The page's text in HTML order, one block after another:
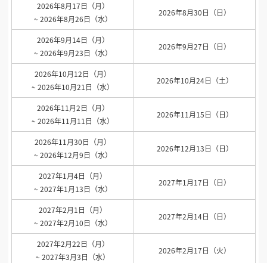
2026年8月17日（月）
~ 2026年8月26日（水）
2026年8月30日（日）
2026年9月14日（月）
~ 2026年9月23日（水）
2026年9月27日（日）
2026年10月12日（月）
~ 2026年10月21日（水）
2026年10月24日（土）
2026年11月2日（月）
~ 2026年11月11日（水）
2026年11月15日（日）
2026年11月30日（月）
~ 2026年12月9日（水）
2026年12月13日（日）
2027年1月4日（月）
~ 2027年1月13日（水）
2027年1月17日（日）
2027年2月1日（月）
~ 2027年2月10日（水）
2027年2月14日（日）
2027年2月22日（月）
~ 2027年3月3日（水）
2026年2月17日（火）